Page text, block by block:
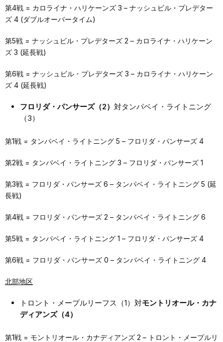
第4戦 = カロライナ・ハリケーンズ 3 – ナッシュビル・プレデター
ズ 4 (ダブルオーバータイム)
第5戦 = ナッシュビル・プレデターズ 2 – カロライナ・ハリケーン
ズ 3 (延長戦)
第6戦 = ナッシュビル・プレデターズ 3 – カロライナ・ハリケーン
ズ 4 (延長戦)
フロリダ・パンサーズ（2） 対タンパベイ・ライトニング
（3）
第1戦 = タンパベイ・ライトニング 5 – フロリダ・パンサーズ 4
第2戦 = タンパベイ・ライトニング 3 – フロリダ・パンサーズ 1
第3戦 = フロリダ・パンサーズ 6 – タンパベイ・ライトニング 5 (延
長戦)
第4戦 = フロリダ・パンサーズ 2 – タンパベイ・ライトニング 6
第5戦 = タンパベイ・ライトニング 1 – フロリダ・パンサーズ 4
第6戦 = フロリダ・パンサーズ 0 – タンパベイ・ライトニング 4
北部地区
トロント・メープルリーフス（1）対モントリオール・カナ
ディアンズ（4）
第1戦 = モントリオール・カナディアンズ 2 – トロント・メープルリ